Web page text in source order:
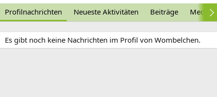
Profilnachrichten Neueste Aktivitäten Beiträge Medien
Es gibt noch keine Nachrichten im Profil von Wombelchen.